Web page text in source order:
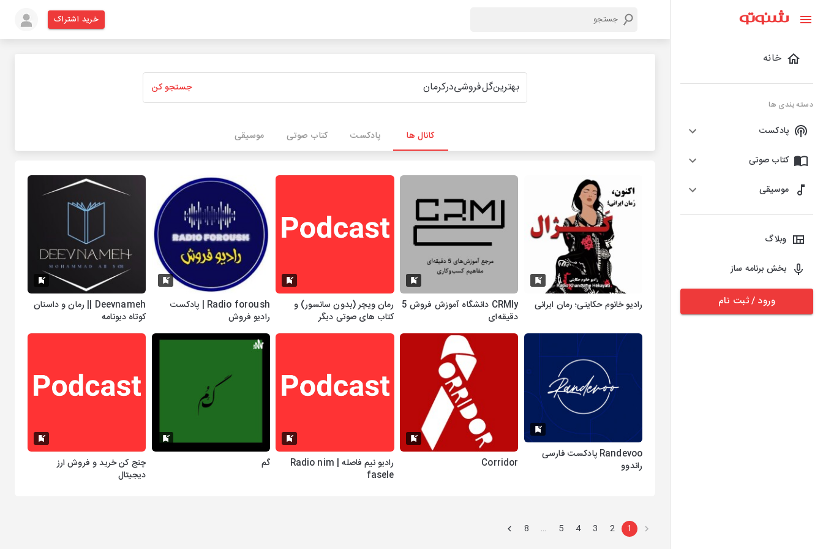
خانه
دسته بندی ها
پادکست
کتاب صوتی
موسیقی
وبلاگ
بخش برنامه ساز
ورود / ثبت نام
خرید اشتراک
جستجو کن
کانال ها پادکست کتاب صوتی موسیقی
رادیو خانوم حکایتی؛ رمان ایرانی
CRMly دانشگاه آموزش فروش 5
دقیقه‌ای
رمان ویچر (بدون سانسور) و
کتاب های صوتی دیگر
Radio foroush | پادکست
رادیو فروش
Deevnameh || رمان و داستان
کوتاه دیونامه
Randevoo پادکست فارسی
راندوو
Corridor
رادیو نیم فاصله | Radio nim
fasele
گم
چنج کن خرید و فروش ارز
دیجیتال
1
2
3
4
5
…
8